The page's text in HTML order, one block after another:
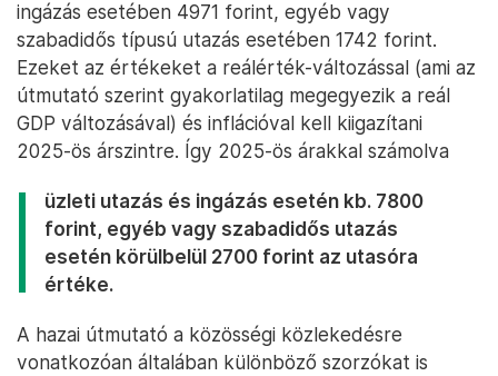
ingázás esetében 4971 forint, egyéb vagy
szabadidős típusú utazás esetében 1742 forint.
Ezeket az értékeket a reálérték-változással (ami az
útmutató szerint gyakorlatilag megegyezik a reál
GDP változásával) és inflációval kell kiigazítani
2025-ös árszintre. Így 2025-ös árakkal számolva
üzleti utazás és ingázás esetén kb. 7800
forint, egyéb vagy szabadidős utazás
esetén körülbelül 2700 forint az utasóra
értéke.
A hazai útmutató a közösségi közlekedésre
vonatkozóan általában különböző szorzókat is